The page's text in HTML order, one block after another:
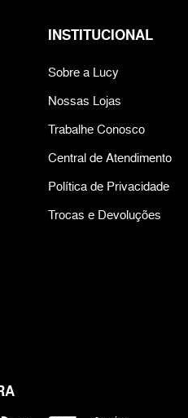
INSTITUCIONAL
Sobre a Lucy
Nossas Lojas
Trabalhe Conosco
Central de Atendimento
Política de Privacidade
Trocas e Devoluções